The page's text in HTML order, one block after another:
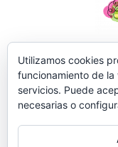
Utilizamos cookies
funcionamiento de
servicios. Puede
necesarias o